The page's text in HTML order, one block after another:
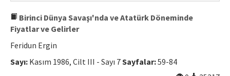
Birinci Dünya Savaşı'nda ve Atatürk Döneminde
Fiyatlar ve Gelirler
Feridun Ergin
Sayı: Kasım 1986, Cilt III - Sayı 7Sayfalar:59-84